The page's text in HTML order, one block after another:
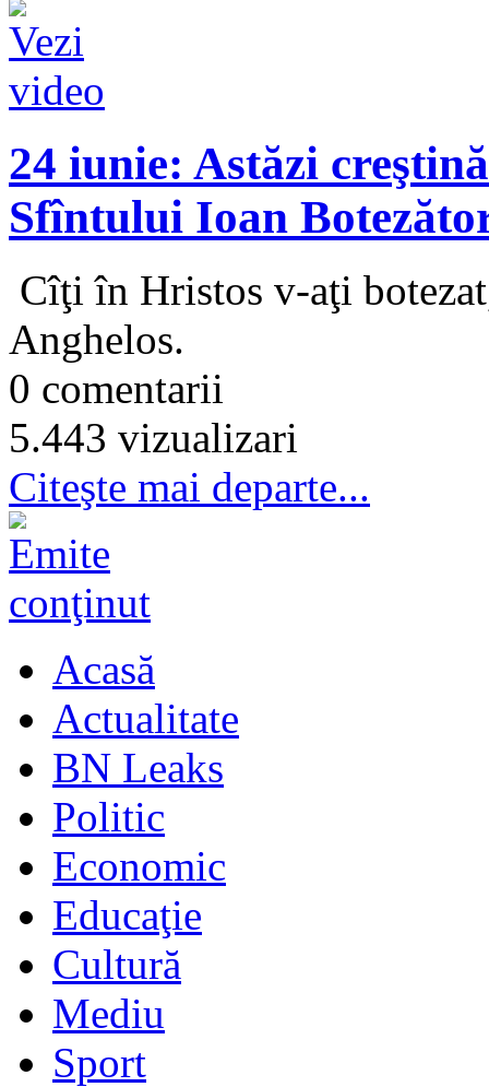
24 iunie: Astăzi
Sfîntului Ioan
Cîţi în Hristos v-aţi
Anghelos.
0 comentarii
5.443 vizualizari
Citeşte mai departe...
Acasă
Actualitate
BN Leaks
Politic
Economic
Educaţie
Cultură
Mediu
Sport